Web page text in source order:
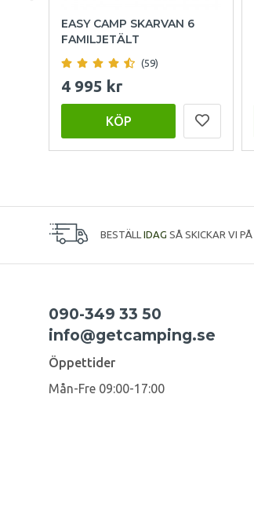
EASY CAMP SKARVAN 6
FAMILJETÄLT
(59)
4 995 kr
KÖP
BESTÄLL IDAG SÅ SKICKAR VI PÅ
090-349 33 50
info@getcamping.se
Öppettider
Mån-Fre 09:00-17:00